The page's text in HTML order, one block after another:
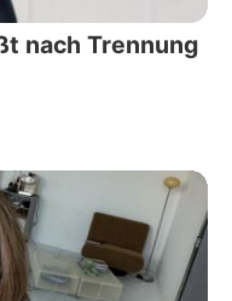
nach Trennung